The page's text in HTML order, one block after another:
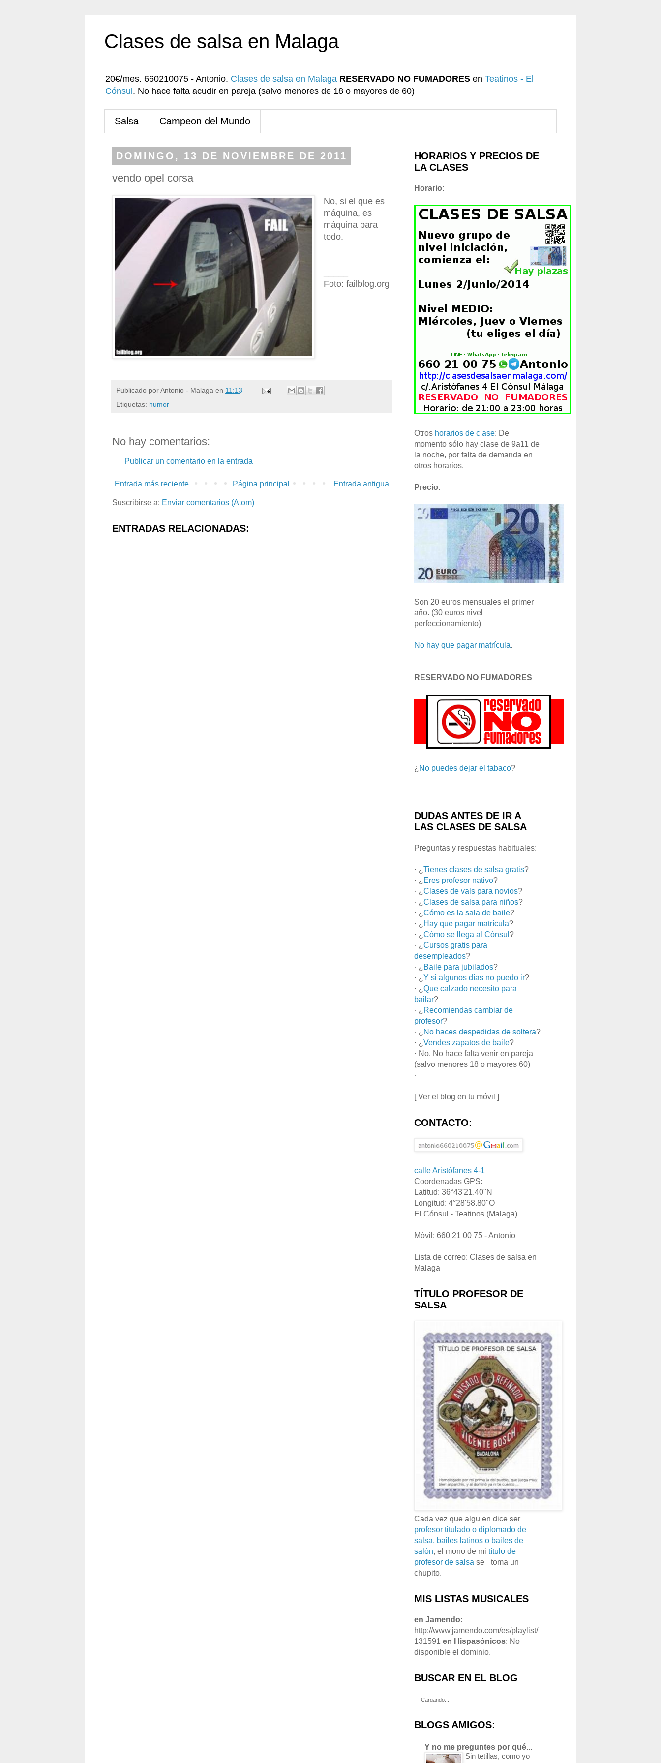
Clases de salsa en Malaga
20€/mes. 660210075 - Antonio. Clases de salsa en Malaga RESERVADO NO FUMADORES en Teatinos - El
Cónsul . No hace falta acudir en pareja (salvo menores de 18 o mayores de 60)
Salsa Campeon del Mundo
DOMINGO, 13 DE NOVIEMBRE DE 2011
vendo opel corsa
No, si el que es
máquina, es
máquina para
todo.
Foto: failblog.org
Publicado porAntonio - Malaga en 11:13
Etiquetas: humor
No hay comentarios:
Publicar un comentario en la entrada
Entrada más reciente Entrada antigua
Página principal
Suscribirse a: Enviar comentarios (Atom)
ENTRADAS RELACIONADAS:
HORARIOS Y PRECIOS DE
LA CLASES
Horario:
Otros horarios de clase: De
momento sólo hay clase de 9a11 de
la noche, por falta de demanda en
otros horarios.
Precio:
Son 20 euros mensuales el primer
año. (30 euros nivel
perfeccionamiento)
No hay que pagar matrícula.
RESERVADO NO FUMADORES
¿ No puedes dejar el tabaco?
DUDAS ANTES DE IR A
LAS CLASES DE SALSA
Preguntas y respuestas habituales:
· ¿ Tienes clases de salsa gratis?
· ¿ Eres profesor nativo?
· ¿ Clases de vals para novios?
· ¿ Clases de salsa para niños?
· ¿ Cómo es la sala de baile?
· ¿ Hay que pagar matrícula?
· ¿ Cómo se llega al Cónsul ?
· ¿ Cursos gratis para
desempleados?
· ¿ Baile para jubilados?
· ¿ Y si algunos días no puedo ir?
· ¿ Que calzado necesito para
bailar?
· ¿ Recomiendas cambiar de
profesor?
· ¿ No haces despedidas de soltera?
· ¿ Vendes zapatos de baile?
· No. No hace falta venir en pareja
(salvo menores 18 o mayores 60)
·
[ Ver el blog en tu móvil ]
CONTACTO:
calle Aristófanes 4-1
Coordenadas GPS:
Latitud: 36°43'21.40"N
Longitud: 4°28'58.80"O
El Cónsul - Teatinos (Malaga)
Móvil: 660 21 00 75 - Antonio
Lista de correo: Clases de salsa en
Malaga
TÍTULO PROFESOR DE
SALSA
Cada vez que alguien dice ser
profesor titulado o diplomado de
salsa, bailes latinos o bailes de
salón, el mono de mi título de
profesor de salsa se
toma un
chupito.
MIS LISTAS MUSICALES
en Jamendo:
http://www.jamendo.com/es/playlist/
131591 en Hispasónicos: No
disponible el dominio.
BUSCAR EN EL BLOG
Cargando...
BLOGS AMIGOS:
Y no me preguntes por qué...
Sin tetillas, como yo